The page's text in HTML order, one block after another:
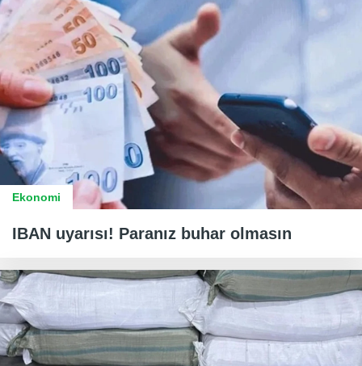
Ekonomi
IBAN uyarısı! Paranız buhar olmasın